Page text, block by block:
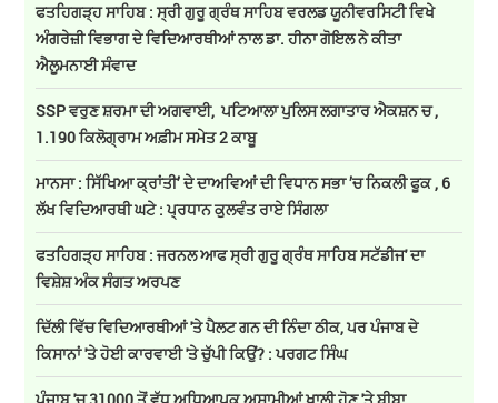
ਫਤਹਿਗੜ੍ਹ ਸਾਹਿਬ : ਸ੍ਰੀ ਗੁਰੂ ਗ੍ਰੰਥ ਸਾਹਿਬ ਵਰਲਡ ਯੂਨੀਵਰਸਿਟੀ ਵਿਖੇ
ਅੰਗਰੇਜ਼ੀ ਵਿਭਾਗ ਦੇ ਵਿਦਿਆਰਥੀਆਂ ਨਾਲ ਡਾ. ਹੀਨਾ ਗੋਇਲ ਨੇ ਕੀਤਾ
ਐਲੂਮਨਾਈ ਸੰਵਾਦ
SSP ਵਰੁਣ ਸ਼ਰਮਾ ਦੀ ਅਗਵਾਈ, ਪਟਿਆਲਾ ਪੁਲਿਸ ਲਗਾਤਾਰ ਐਕਸ਼ਨ ਚ ,
1.190 ਕਿਲੋਗ੍ਰਾਮ ਅਫ਼ੀਮ ਸਮੇਤ 2 ਕਾਬੂ
ਮਾਨਸਾ : ਸਿੱਖਿਆ ਕ੍ਰਾਂਤੀ’ ਦੇ ਦਾਅਵਿਆਂ ਦੀ ਵਿਧਾਨ ਸਭਾ ’ਚ ਨਿਕਲੀ ਫੂਕ , 6
ਲੱਖ ਵਿਦਿਆਰਥੀ ਘਟੇ : ਪ੍ਰਧਾਨ ਕੁਲਵੰਤ ਰਾਏ ਸਿੰਗਲਾ
ਫਤਹਿਗੜ੍ਹ ਸਾਹਿਬ : ਜਰਨਲ ਆਫ ਸ੍ਰੀ ਗੁਰੂ ਗ੍ਰੰਥ ਸਾਹਿਬ ਸਟੱਡੀਜ' ਦਾ
ਵਿਸ਼ੇਸ਼ ਅੰਕ ਸੰਗਤ ਅਰਪਣ
ਦਿੱਲੀ ਵਿੱਚ ਵਿਦਿਆਰਥੀਆਂ 'ਤੇ ਪੈਲਟ ਗਨ ਦੀ ਨਿੰਦਾ ਠੀਕ, ਪਰ ਪੰਜਾਬ ਦੇ
ਕਿਸਾਨਾਂ 'ਤੇ ਹੋਈ ਕਾਰਵਾਈ 'ਤੇ ਚੁੱਪੀ ਕਿਉਂ? : ਪਰਗਟ ਸਿੰਘ